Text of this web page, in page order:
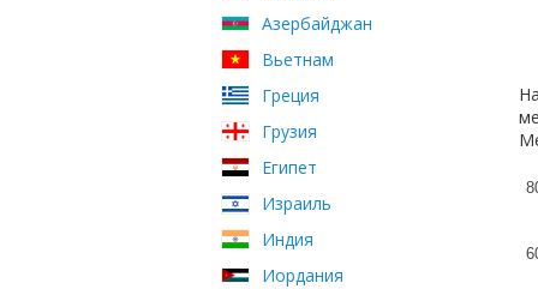
Азербайджан
Вьетнам
Греция
Грузия
Египет
Израиль
Индия
Иордания